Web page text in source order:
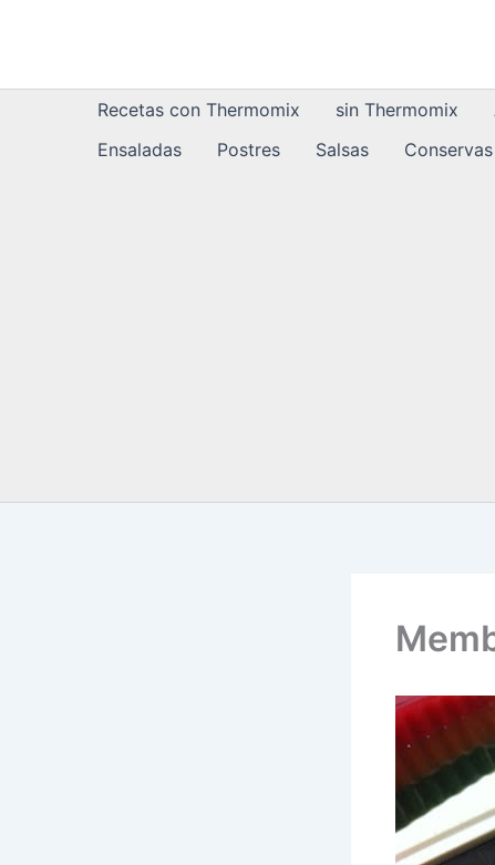
Recetas con Thermomix sin Thermomix
Ensaladas
Postres Salsas Conservas